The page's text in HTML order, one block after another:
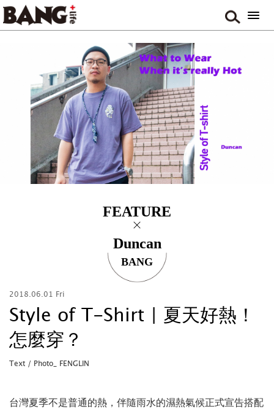
FEATURE
Duncan
BANG
2018.06.01 Fri
Style of T-Shirt | 夏天好熱！
怎麼穿？
Text / Photo_ FENGLIN
台灣夏季不是普通的熱，伴隨雨水的濕熱氣候正式宣告搭配